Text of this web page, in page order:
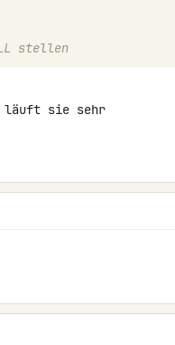
stellen
läuft sie sehr